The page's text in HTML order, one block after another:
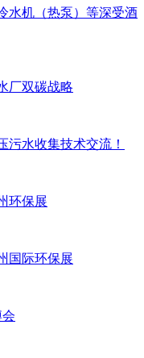
水机（热泵）等深受酒
厂双碳战略
污水收集技术交流！
环保展
国际环保展